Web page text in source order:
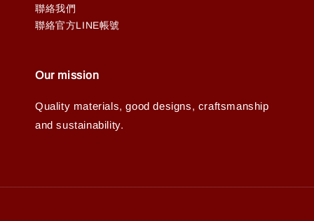
聯絡我們
聯絡官方LINE帳號
Our mission
Quality materials, good designs, craftsmanship
and sustainability.